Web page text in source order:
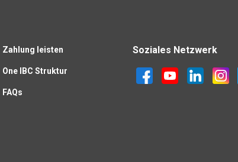
Zahlung leisten
One IBC Struktur
FAQs
Soziales Netzwerk